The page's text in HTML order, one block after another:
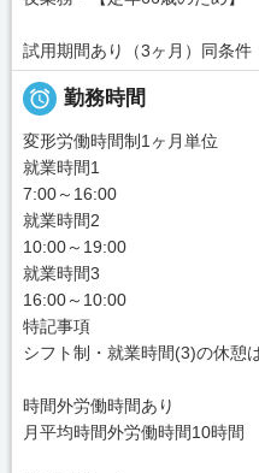
試用期間あり（3ヶ月）同条件
 勤務時間
変形労働時間制1ヶ月単位
就業時間1
7:00～16:00
就業時間2
10:00～19:00
就業時間3
16:00～10:00
特記事項
シフト制・就業時間(3)の休憩
時間外労働時間あり
月平均時間外労働時間10時間